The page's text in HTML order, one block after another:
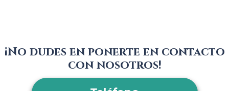
¡No dudes en ponerte en contacto
con nosotros!